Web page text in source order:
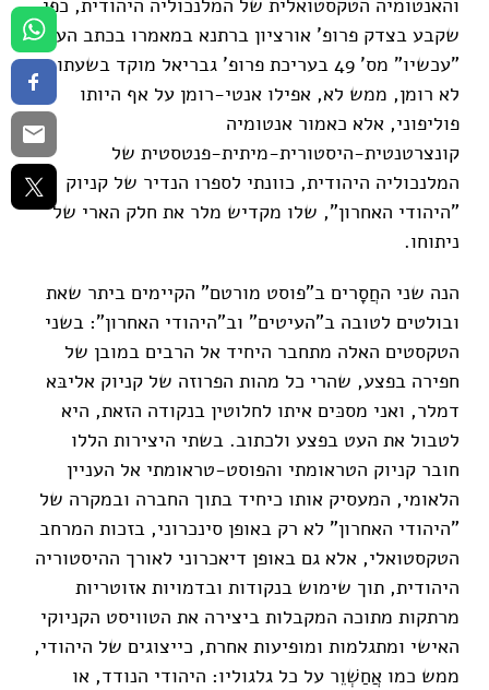
שקבע בצדק פרופ' אורציון ברתנא במאמרו בכתב העת
"עכשיו" מס' 49 בעריכת פרופ' גבריאל מוקד בשעתו,
לא רומן, ממש לא, אפילו אנטי-רומן על אף היותו
פוליפוני, אלא כאמור אנטומיה
קונצרטנטית-היסטורית-מיתית-פנטסטית של
המלנכוליה היהודית, כוונתי לספרו הנדיר של קניוק
"היהודי האחרון", שלו מקדיש מלר את חלק הארי של
ניתוחו.
הנה שני החֲסָרים ב"פוסט מורטם" הקיימים ביתר שאת
ובולטים לטובה ב"העיטים" וב"היהודי האחרון": בשני
הטקסטים האלה מתחבר היחיד אל הרבים במובן של
חפירה בפצע, שהרי כל מהות הפרוזה של קניוק אליבּא
דמלר, ואני מסכּים איתו לחלוטין בנקודה הזאת, היא
לטבול את העט בפצע ולכתוב. בשתי היצירות הללו
חובר קניוק הטראומתי והפוסט-טראומתי אל העניין
הלאומי, המעסיק אותו כיחיד בתוך החברה ובמקרה של
"היהודי האחרון" לא רק באופן סינכרוני, בזכות המרחב
הטקסטואלי, אלא גם באופן דיאכרוני לאורך ההיסטוריה
היהודית, תוך שימוש בנקודות ובדמויות אזוטריות
מרתקות מתוכה המקבלות ביצירה את הטוויסט הקניוקי
האישי ומתגלמות ומופיעות אחרת, כייצוגים של היהודי,
ממש כמו אֲחַשְׁוֵר על כל גלגוליו: היהודי הנודד, או